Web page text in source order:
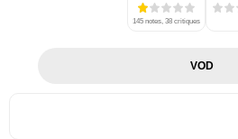
145 notes, 38 critiques
VOD